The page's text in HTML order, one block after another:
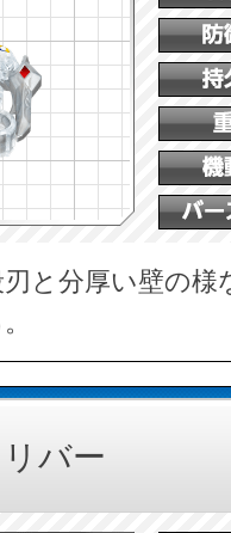
と分厚い壁の
バー